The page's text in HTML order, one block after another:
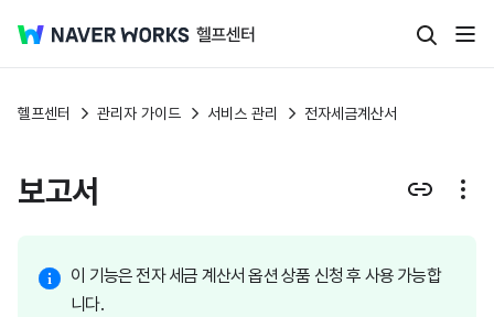
헬프센터 관리자 가이드 서비스 관리 전자세금계산서
보고서
이 기능은 전자 세금 계산서 옵션 상품 신청 후 사용 가능합
니다.